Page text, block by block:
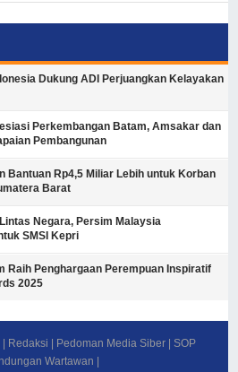
Dukung ADI Perjuangkan Kelayakan
Perkembangan Batam, Amsakar dan
Pembangunan
Bantuan Rp4,5 Miliar Lebih untuk Korban
Barat
Negara, Persim Malaysia
SMSI Kepri
Raih Penghargaan Perempuan Inspiratif
2025
Redaksi Pedoman Media Siber|
SOP
Wartawan